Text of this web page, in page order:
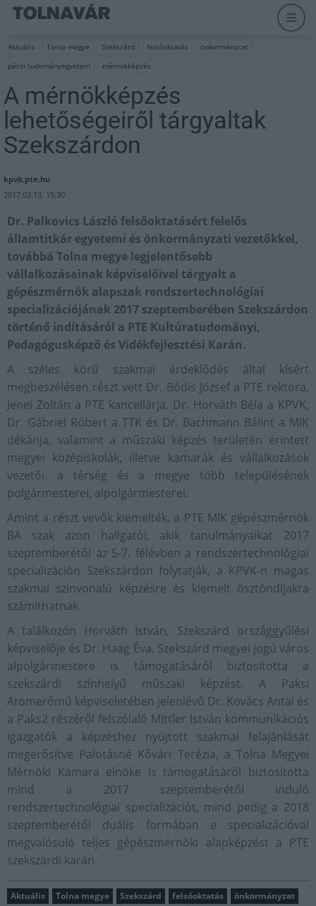
Aktuális Tolna megye Szekszárd felsőoktatás
önkormányzat
pécsi tudományegyetem
mérnökképzés
A mérnökképzés
lehetőségeiről tárgyaltak
Szekszárdon
kpvk.pte.hu
2017.03.13. 15:30
Dr. Palkovics László felsőoktatásért felelős
államtitkár egyetemi és önkormányzati vezetőkkel,
továbbá Tolna megye legjelentősebb
vállalkozásainak képviselőivel tárgyalt a
gépészmérnök alapszak rendszertechnológiai
specializációjának 2017 szeptemberében Szekszárdon
történő indításáról a PTE Kultúratudományi,
Pedagógusképző és Vidékfejlesztési Karán.
A széles körű szakmai érdeklődés által kísért
megbeszélésen részt vett Dr. Bódis József a PTE rektora,
Jenei Zoltán a PTE kancellárja, Dr. Horváth Béla a KPVK,
Dr. Gábriel Róbert a TTK és Dr. Bachmann Bálint a MIK
dékánja, valamint a műszaki képzés területén érintett
megyei középiskolák, illetve kamarák és vállalkozások
vezetői, a térség és a megye több településének
polgármesterei, alpolgármesterei.
Amint a részt vevők kiemelték, a PTE MIK gépészmérnök
BA szak azon hallgatói, akik tanulmányaikat 2017
szeptemberétől az 5-7. félévben a rendszertechnológiai
specializáción Szekszárdon folytatják, a KPVK-n magas
szakmai színvonalú képzésre és kiemelt ösztöndíjakra
számíthatnak.
A találkozón Horváth István, Szekszárd országgyűlési
képviselője és Dr. Haag Éva, Szekszárd megyei jogú város
alpolgármestere is támogatásáról biztosította a
szekszárdi színhelyű műszaki képzést. A Paksi
Atomerőmű képviseletében jelenlévő Dr. Kovács Antal és
a Paks2 részéről felszólaló Mittler István kommunikációs
igazgatók a képzéshez nyújtott szakmai felajánlását
megerősítve Palotásné Kővári Terézia, a Tolna Megyei
Mérnöki Kamara elnöke is támogatásáról biztosította
mind a 2017 szeptemberétől induló
rendszertechnológiai specializációt, mind pedig a 2018
szeptemberétől duális formában e specializációval
megvalósuló teljes gépészmérnöki alapképzést a PTE
szekszárdi karán.
Aktuális Tolna megye Szekszárd felsőoktatás
önkormányzat